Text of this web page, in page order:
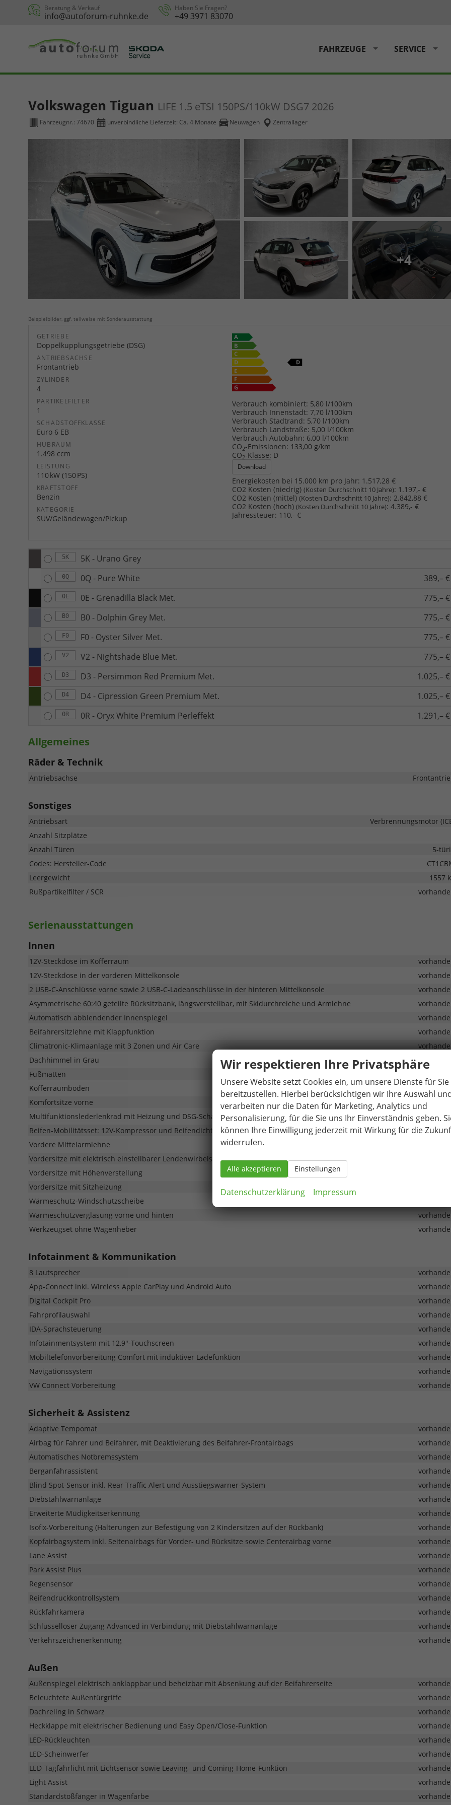
Beratung & Verkauf
info@autoforum-ruhnke.de
Haben Sie Fragen?
+49 3971 83070
FAHRZEUGE SERVICE
Volkswagen Tiguan LIFE 1.5 eTSI 150PS/110kW DSG7 2026
Fahrzeugnr.: 74670 unverbindliche Lieferzeit: Ca. 4 Monate Neuwagen Zentrallager
+4
Beispielbilder, ggf. teilweise mit Sonderausstattung
GETRIEBE
Doppelkupplungsgetriebe (DSG)
ANTRIEBSACHSE
Frontantrieb
ZYLINDER
4
PARTIKELFILTER
1
SCHADSTOFFKLASSE
Euro 6 EB
HUBRAUM
1.498 ccm
LEISTUNG
110 kW (150 PS)
KRAFTSTOFF
Benzin
KATEGORIE
SUV/Geländewagen/Pickup
Verbrauch kombiniert: 5,80 l/100km
Verbrauch Innenstadt: 7,70 l/100km
Verbrauch Stadtrand: 5,70 l/100km
Verbrauch Landstraße: 5,00 l/100km
Verbrauch Autobahn: 6,00 l/100km
CO2-Emissionen: 133,00 g/km
CO2-Klasse: D
Download
Energiekosten bei 15.000 km pro Jahr: 1.517,28 €
CO2 Kosten (niedrig) (Kosten Durchschnitt 10 Jahre): 1.197,- €
CO2 Kosten (mittel) (Kosten Durchschnitt 10 Jahre): 2.842,88 €
CO2 Kosten (hoch) (Kosten Durchschnitt 10 Jahre): 4.389,- €
Jahressteuer: 110,- €
5K 5K - Urano Grey
0Q 0Q - Pure White 389,– €
0E 0E - Grenadilla Black Met. 775,– €
B0 B0 - Dolphin Grey Met. 775,– €
F0 F0 - Oyster Silver Met. 775,– €
V2 V2 - Nightshade Blue Met. 775,– €
D3 D3 - Persimmon Red Premium Met. 1.025,– €
D4 D4 - Cipression Green Premium Met. 1.025,– €
0R 0R - Oryx White Premium Perleffekt 1.291,– €
Allgemeines
Räder & Technik
Antriebsachse
Sonstiges
Antriebsart
Verbrennungsmotor
Anzahl Sitzplätze
Anzahl Türen
5-
Codes: Hersteller-Code
Leergewicht
1557
Rußpartikelfilter / SCR
Serienausstattungen
Innen
12V-Steckdose im Kofferraum
12V-Steckdose in der vorderen Mittelkonsole
2 USB-C-Anschlüsse vorne sowie 2 USB-C-Ladeanschlüsse in der hinteren Mittelkonsole
Asymmetrische 60:40 geteilte Rücksitzbank, längsverstellbar, mit Skidurchreiche und Armlehne
Automatisch abblendender Innenspiegel
Beifahrersitzlehne mit Klappfunktion
Climatronic-Klimaanlage mit 3 Zonen und Air Care
Dachhimmel in Grau
Fußmatten
Kofferraumboden
vorhanden
Komfortsitze vorne
vorhanden
Multifunktionslederlenkrad mit Heizung und DSG-Schaltfunktion
Reifen-Mobilitätsset: 12V-Kompressor und Reifendichtmittel
Vordere Mittelarmlehne
Vordersitze mit elektrisch einstellbarer Lendenwirbelstütze
Vordersitze mit Höhenverstellung
Vordersitze mit Sitzheizung
Wärmeschutz-Windschutzscheibe
Wärmeschutzverglasung vorne und hinten
Werkzeugset ohne Wagenheber
Infotainment & Kommunikation
8 Lautsprecher
App-Connect inkl. Wireless Apple CarPlay und Android Auto
Digital Cockpit Pro
Fahrprofilauswahl
IDA-Sprachsteuerung
Infotainmentsystem mit 12,9"-Touchscreen
Mobiltelefonvorbereitung Comfort mit induktiver Ladefunktion
Navigationssystem
VW Connect Vorbereitung
Sicherheit & Assistenz
Adaptive Tempomat
Airbag für Fahrer und Beifahrer, mit Deaktivierung des Beifahrer-Frontairbags
Automatisches Notbremssystem
Berganfahrassistent
Blind Spot-Sensor inkl. Rear Traffic Alert und Ausstiegswarner-System
Diebstahlwarnanlage
Erweiterte Müdigkeitserkennung
Isofix-Vorbereitung (Halterungen zur Befestigung von 2 Kindersitzen auf der Rückbank)
Kopfairbagsystem inkl. Seitenairbags für Vorder- und Rücksitze sowie Centerairbag vorne
Lane Assist
Park Assist Plus
Regensensor
Reifendruckkontrollsystem
Rückfahrkamera
Schlüsselloser Zugang Advanced in Verbindung mit Diebstahlwarnanlage
Verkehrszeichenerkennung
Außen
Außenspiegel elektrisch anklappbar und beheizbar mit Absenkung auf der Beifahrerseite
Beleuchtete Außentürgriffe
Dachreling in Schwarz
Heckklappe mit elektrischer Bedienung und Easy Open/Close-Funktion
LED-Rückleuchten
LED-Scheinwerfer
LED-Tagfahrlicht mit Lichtsensor sowie Leaving- und Coming-Home-Funktion
Light Assist
Standardstoßfänger in Wagenfarbe
Wir respektieren Ihre Privatsphäre
Unsere Website setzt Cookies ein, um unsere Dienste für Sie
bereitzustellen. Hierbei berücksichtigen wir Ihre Auswahl
verarbeiten nur die Daten für Marketing, Analytics und
Personalisierung, für die Sie uns Ihr Einverständnis geben.
können Ihre Einwilligung jederzeit mit Wirkung für die
widerrufen.
Alle akzeptieren Einstellungen
Datenschutzerklärung Impressum